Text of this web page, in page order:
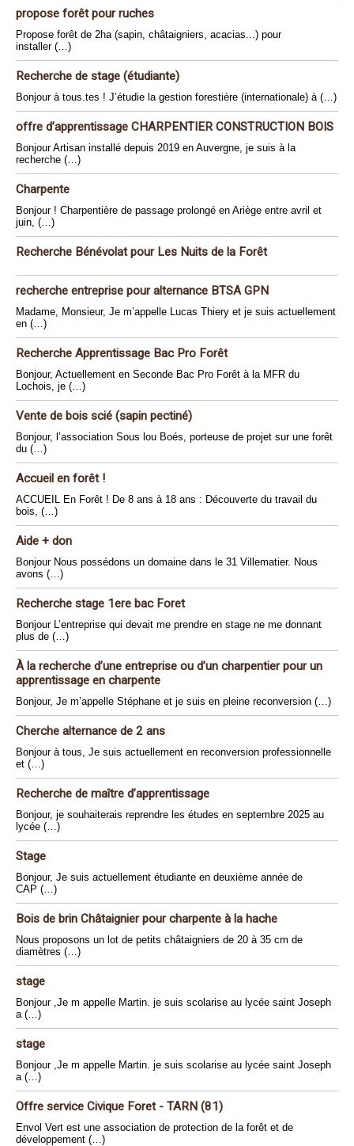
propose forêt pour ruches
Propose forêt de 2ha (sapin, châtaigniers, acacias...) pour
installer (…)
Recherche de stage (étudiante)
Bonjour à tous.tes ! J’étudie la gestion forestière (internationale) à (…)
offre d’apprentissage CHARPENTIER CONSTRUCTION BOIS
Bonjour Artisan installé depuis 2019 en Auvergne, je suis à la
recherche (…)
Charpente
Bonjour ! Charpentière de passage prolongé en Ariège entre avril et
juin, (…)
Recherche Bénévolat pour Les Nuits de la Forêt
recherche entreprise pour alternance BTSA GPN
Madame, Monsieur, Je m’appelle Lucas Thiery et je suis actuellement
en (…)
Recherche Apprentissage Bac Pro Forêt
Bonjour, Actuellement en Seconde Bac Pro Forêt à la MFR du
Lochois, je (…)
Vente de bois scié (sapin pectiné)
Bonjour, l’association Sous lou Boés, porteuse de projet sur une forêt
du (…)
Accueil en forêt !
ACCUEIL En Forêt ! De 8 ans à 18 ans : Découverte du travail du
bois, (…)
Aide + don
Bonjour Nous possédons un domaine dans le 31 Villematier. Nous
avons (…)
Recherche stage 1ere bac Foret
Bonjour L’entreprise qui devait me prendre en stage ne me donnant
plus de (…)
À la recherche d’une entreprise ou d’un charpentier pour un
apprentissage en charpente
Bonjour, Je m’appelle Stéphane et je suis en pleine reconversion (…)
Cherche alternance de 2 ans
Bonjour à tous, Je suis actuellement en reconversion professionnelle
et (…)
Recherche de maître d’apprentissage
Bonjour, je souhaiterais reprendre les études en septembre 2025 au
lycée (…)
Stage
Bonjour, Je suis actuellement étudiante en deuxième année de
CAP (…)
Bois de brin Châtaignier pour charpente à la hache
Nous proposons un lot de petits châtaigniers de 20 à 35 cm de
diamètres (…)
stage
Bonjour ,Je m appelle Martin. je suis scolarise au lycée saint Joseph
a (…)
stage
Bonjour ,Je m appelle Martin. je suis scolarise au lycée saint Joseph
a (…)
Offre service Civique Foret - TARN (81)
Envol Vert est une association de protection de la forêt et de
développement (…)